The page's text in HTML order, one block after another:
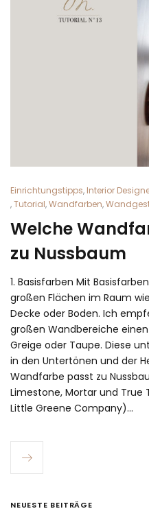
Einrichtungstipps, Interior
,Tutorial,Wandfarben,
Welche
zu Nussbaum
1. Basisfarben Mit
großen Flächen im Raum
Decke oder Boden. Ich
großen Wandbereiche einen
Greige oder Taupe. Diese
in den Untertönen und der
Wandfarbe passt zu
Limestone, Mortar und True
Little Greene Company)…
NEUESTE BEITRÄGE